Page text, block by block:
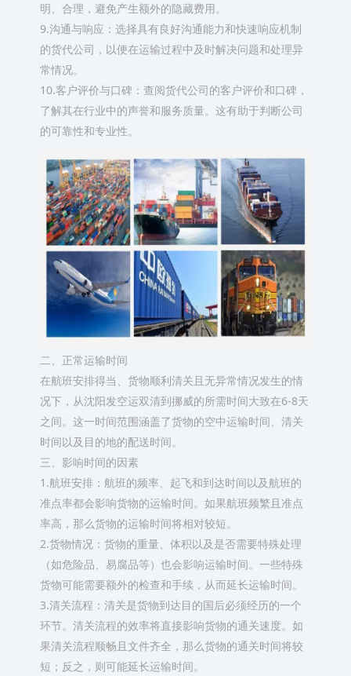
明、合理，避免产生额外的隐藏费用。
9.沟通与响应：选择具有良好沟通能力和快速响应机制
的货代公司，以便在运输过程中及时解决问题和处理异
常情况。
10.客户评价与口碑：查阅货代公司的客户评价和口碑，
了解其在行业中的声誉和服务质量。这有助于判断公司
的可靠性和专业性。
二、正常运输时间
在航班安排得当、货物顺利清关且无异常情况发生的情
况下，从沈阳发空运双清到挪威的所需时间大致在6-8天
之间。这一时间范围涵盖了货物的空中运输时间、清关
时间以及目的地的配送时间。
三、影响时间的因素
1.航班安排：航班的频率、起飞和到达时间以及航班的
准点率都会影响货物的运输时间。如果航班频繁且准点
率高，那么货物的运输时间将相对较短。
2.货物情况：货物的重量、体积以及是否需要特殊处理
（如危险品、易腐品等）也会影响运输时间。一些特殊
货物可能需要额外的检查和手续，从而延长运输时间。
3.清关流程：清关是货物到达目的国后必须经历的一个
环节。清关流程的效率将直接影响货物的通关速度。如
果清关流程顺畅且文件齐全，那么货物的通关时间将较
短；反之，则可能延长运输时间。